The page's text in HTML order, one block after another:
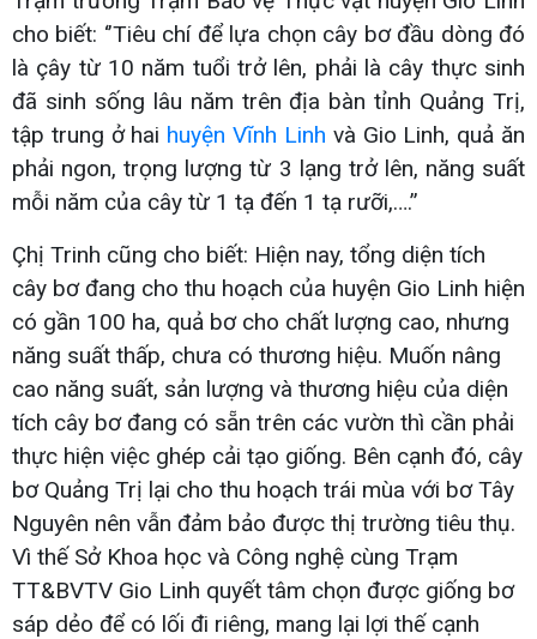
cho biết: ‘’Tiêu chí để lựa chọn cây bơ đầu dòng đó
là çây từ 10 năm tuổi trở lên, phải là cây thực sinh
đã sinh sống lâu năm trên địa bàn tỉnh Quảng Trị,
tập trung ở hai huyện Vĩnh Linh và Gio Linh, quả ăn
phải ngon, trọng lượng từ 3 lạng trở lên, năng suất
mỗi năm của cây từ 1 tạ đến 1 tạ rưỡi,….’’
Çhị Trinh cũng cho biết: Hiện nay, tổng diện tích
cây bơ đang cho thu hoạch của huyện Gio Linh hiện
có gần 100 ha, quả bơ cho chất lượng cao, nhưng
năng suất thấp, chưa có thương hiệu. Muốn nâng
cao năng suất, sản lượng và thương hiệu của diện
tích cây bơ đang có sẵn trên các vườn thì cần phải
thực hiện việc ghép cải tạo giống. Bên cạnh đó, cây
bơ Quảng Trị lại cho thu hoạch trái mùa với bơ Tây
Nguyên nên vẫn đảm bảo được thị trường tiêu thụ.
Vì thế Sở Khoa học và Công nghệ cùng Trạm
TT&BVTV Gio Linh quyết tâm chọn được giống bơ
sáp dẻo để có lối đi riêng, mang lại lợi thế cạnh